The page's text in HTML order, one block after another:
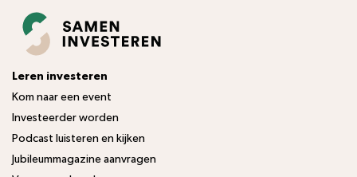
Leren investeren
Kom naar een event
Investeerder worden
Podcast luisteren en kijken
Jubileummagazine aanvragen